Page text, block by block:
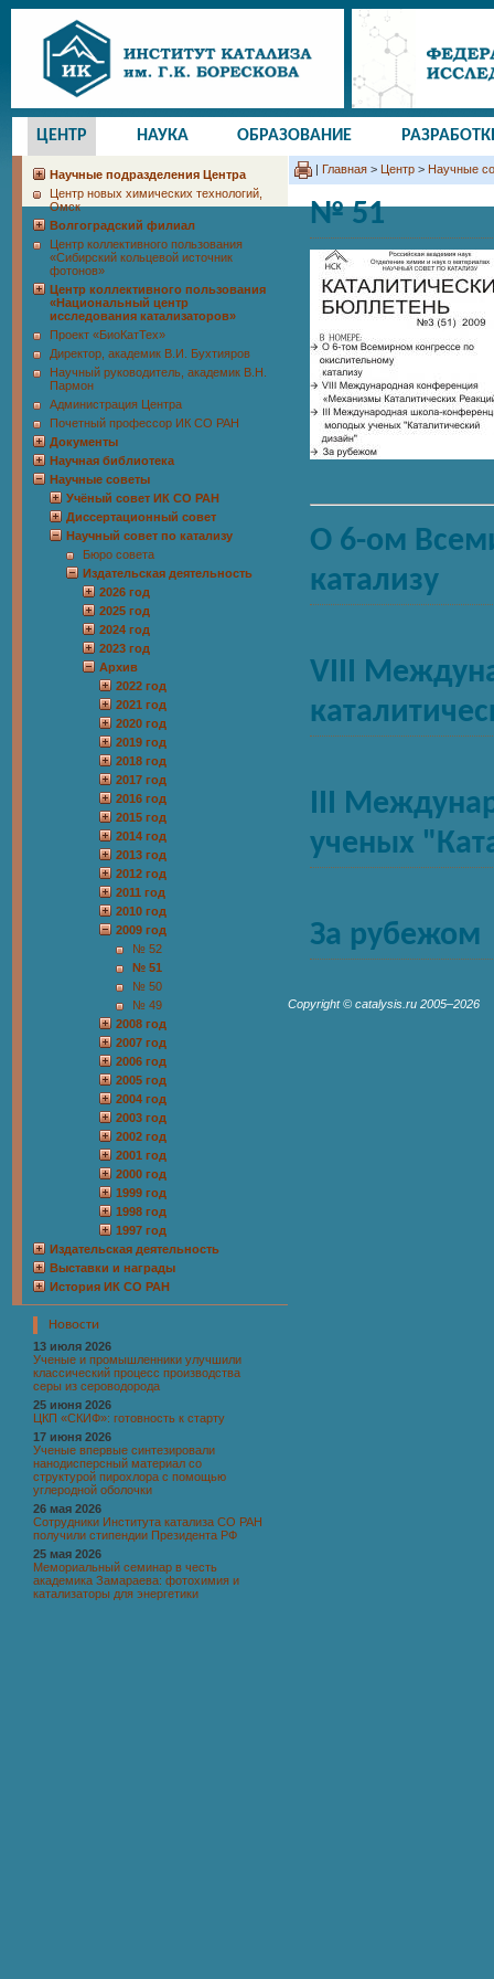
ЦЕНТР НАУКА ОБРАЗОВАНИЕ
Научные подразделения Центра
Центр новых химических технологий,
Омск
Волгоградский филиал
Центр коллективного пользования
«Сибирский кольцевой источник
фотонов»
Центр коллективного пользования
«Национальный центр
исследования катализаторов»
Проект «БиоКатТех»
Директор, академик В.И. Бухтияров
Научный руководитель, академик В.Н.
Пармон
Администрация Центра
Почетный профессор ИК СО РАН
Документы
Научная библиотека
Научные советы
Учёный совет ИК СО РАН
Диссертационный совет
Научный совет по катализу
Бюро совета
Издательская деятельность
2026 год
2025 год
2024 год
2023 год
Архив
2022 год
2021 год
2020 год
2019 год
2018 год
2017 год
2016 год
2015 год
2014 год
2013 год
2012 год
2011 год
2010 год
2009 год
№ 52
№ 51
№ 50
№ 49
2008 год
2007 год
2006 год
2005 год
2004 год
2003 год
2002 год
2001 год
2000 год
1999 год
1998 год
1997 год
Издательская деятельность
Выставки и награды
История ИК СО РАН
Новости
13 июля 2026
Ученые и промышленники улучшили
классический процесс производства
серы из сероводорода
25 июня 2026
ЦКП «СКИФ»: готовность к старту
17 июня 2026
Ученые впервые синтезировали
нанодисперсный материал со
структурой пирохлора с помощью
углеродной оболочки
26 мая 2026
Сотрудники Института катализа СО РАН
получили стипендии Президента РФ
25 мая 2026
Мемориальный семинар в честь
академика Замараева: фотохимия и
катализаторы для энергетики
| Главная > Центр > Научные
№ 51
О 6-ом
катализу
VIII
III
ученых
За рубежом
Copyright © catalysis.ru 2005–2026